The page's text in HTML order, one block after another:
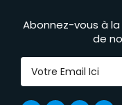
Abonnez-vous à
de